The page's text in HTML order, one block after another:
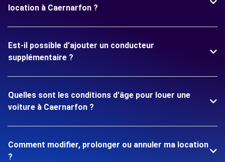
location à Caernarfon ?
Est-il possible d'ajouter un conducteur
supplémentaire ?
Quelles sont les conditions d'âge pour louer une
voiture à Caernarfon ?
Comment modifier, prolonger ou annuler ma location
?